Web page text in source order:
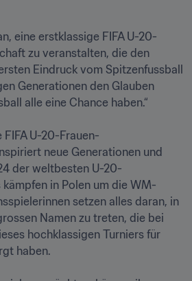
eine erstklassige FIFA U-20-
zu veranstalten, die den
Eindruck vom Spitzenfussball
Generationen den Glauben
alle eine Chance haben.“
U-20-Frauen-
neue Generationen und
der weltbesten U-20-
in Polen um die WM-
setzen alles daran, in
Namen zu treten, die bei
hochklassigen Turniers für
haben.